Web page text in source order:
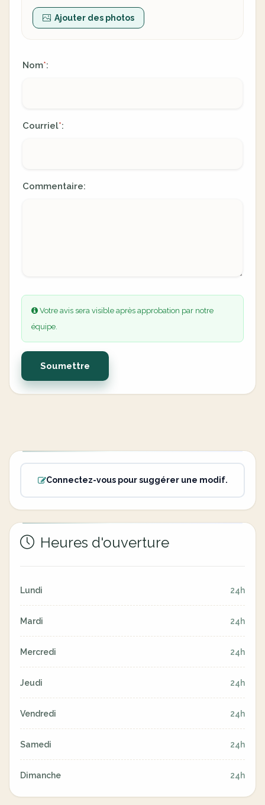
Ajouter des photos
Nom*:
Courriel*:
Commentaire:
Votre avis sera visible après approbation par notre
équipe.
Soumettre
Connectez-vous pour suggérer une modif.
Heures d'ouverture
Lundi 24h
Mardi 24h
Mercredi 24h
Jeudi 24h
Vendredi 24h
Samedi 24h
Dimanche 24h